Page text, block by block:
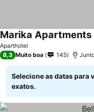
Aparthotel
Marika Apartments
8,3 Muito boa 145
Selecione as datas para
exatos.